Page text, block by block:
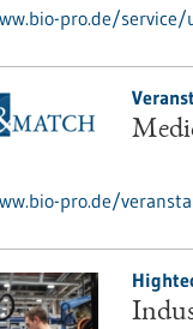
pro.de/
pro.de/